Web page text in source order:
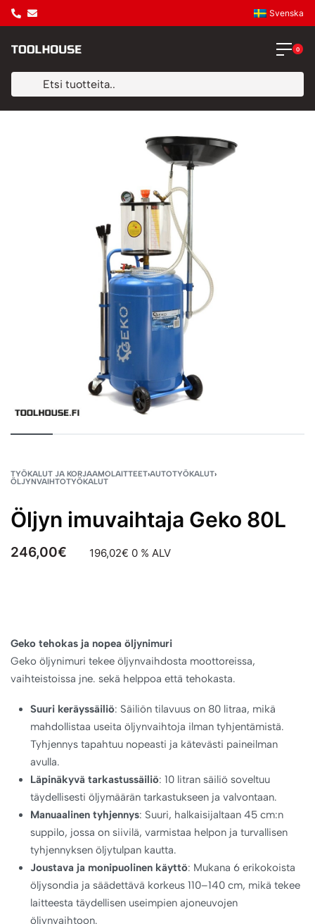
Svenska
0
TYÖKALUT JA KORJAAMOLAITTEET›AUTOTYÖKALUT›
ÖLJYNVAIHTOTYÖKALUT
Öljyn imuvaihtaja Geko 80L
246,00€ 196,02€ 0 % ALV
Geko tehokas ja nopea öljynimuri
Geko öljynimuri tekee öljynvaihdosta moottoreissa,
vaihteistoissa jne. sekä helppoa että tehokasta.
Suuri keräyssäiliö: Säiliön tilavuus on 80 litraa, mikä
mahdollistaa useita öljynvaihtoja ilman tyhjentämistä.
Tyhjennys tapahtuu nopeasti ja kätevästi paineilman
avulla.
Läpinäkyvä tarkastussäiliö: 10 litran säiliö soveltuu
täydellisesti öljymäärän tarkastukseen ja valvontaan.
Manuaalinen tyhjennys: Suuri, halkaisijaltaan 45 cm:n
suppilo, jossa on siivilä, varmistaa helpon ja turvallisen
tyhjennyksen öljytulpan kautta.
Joustava ja monipuolinen käyttö: Mukana 6 erikokoista
öljysondia ja säädettävä korkeus 110–140 cm, mikä tekee
laitteesta täydellisen useimpien ajoneuvojen
öljynvaihtoon.